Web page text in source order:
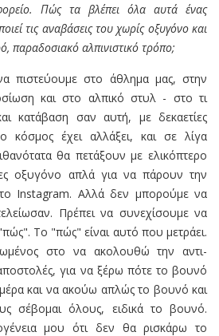
Πώς τα βλέπει όλα αυτά ένας
τις αναβάσεις του χωρίς οξυγόνο και
παραδοσιακό αλπινιστικό τρόπο;
πιστεύουμε στο άθλημα μας, στην
και στο αλπικό στυλ - στο τι
κατάβαση σαν αυτή, με δεκαετίες
κόσμος έχει αλλάξει, και σε λίγα
θα πετάξουν με ελικόπτερο
οξυγόνο απλά για να πάρουν την
Instagram. Αλλά δεν μπορούμε να
Πρέπει να συνεχίσουμε να
Το "πώς" είναι αυτό που μετράει.
στο να ακολουθώ την αντι-
για να ξέρω πότε το βουνό
και να ακούω απλώς το βουνό και
σέβομαι όλους, ειδικά το βουνό.
μου ότι δεν θα ρισκάρω το